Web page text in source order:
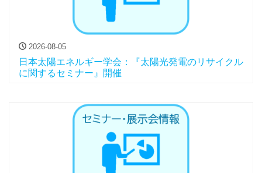
2026-08-05
日本太陽エネルギー学会：『太陽光発電のリサイクル
に関するセミナー』開催